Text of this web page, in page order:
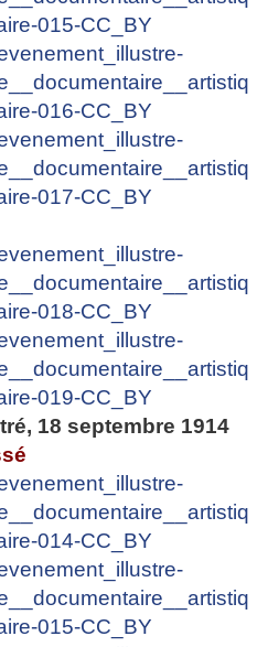
18 septembre 1914